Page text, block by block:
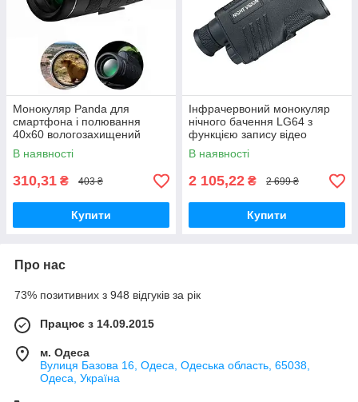
Монокуляр Panda для
смартфона і полювання
40x60 вологозахищений
В наявності
310,31 ₴ 403 ₴
Купити
Інфрачервоний монокуляр
нічного бачення LG64 з
функцією запису відео
інфрачервоний
В наявності
2 105,22 ₴ 2 699 ₴
Купити
Про нас
73% позитивних з 948 відгуків за рік
Працює з 14.09.2015
м. Одеса
Вулиця Базова 16, Одеса, Одеська область, 65038,
Одеса, Україна